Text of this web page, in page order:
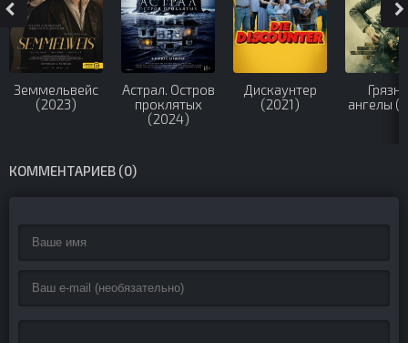
Земмельвейс
(2023)
Астрал. Остров
проклятых
(2024)
Дискаунтер
(2021)
ангелы
КОММЕНТАРИЕВ (0)